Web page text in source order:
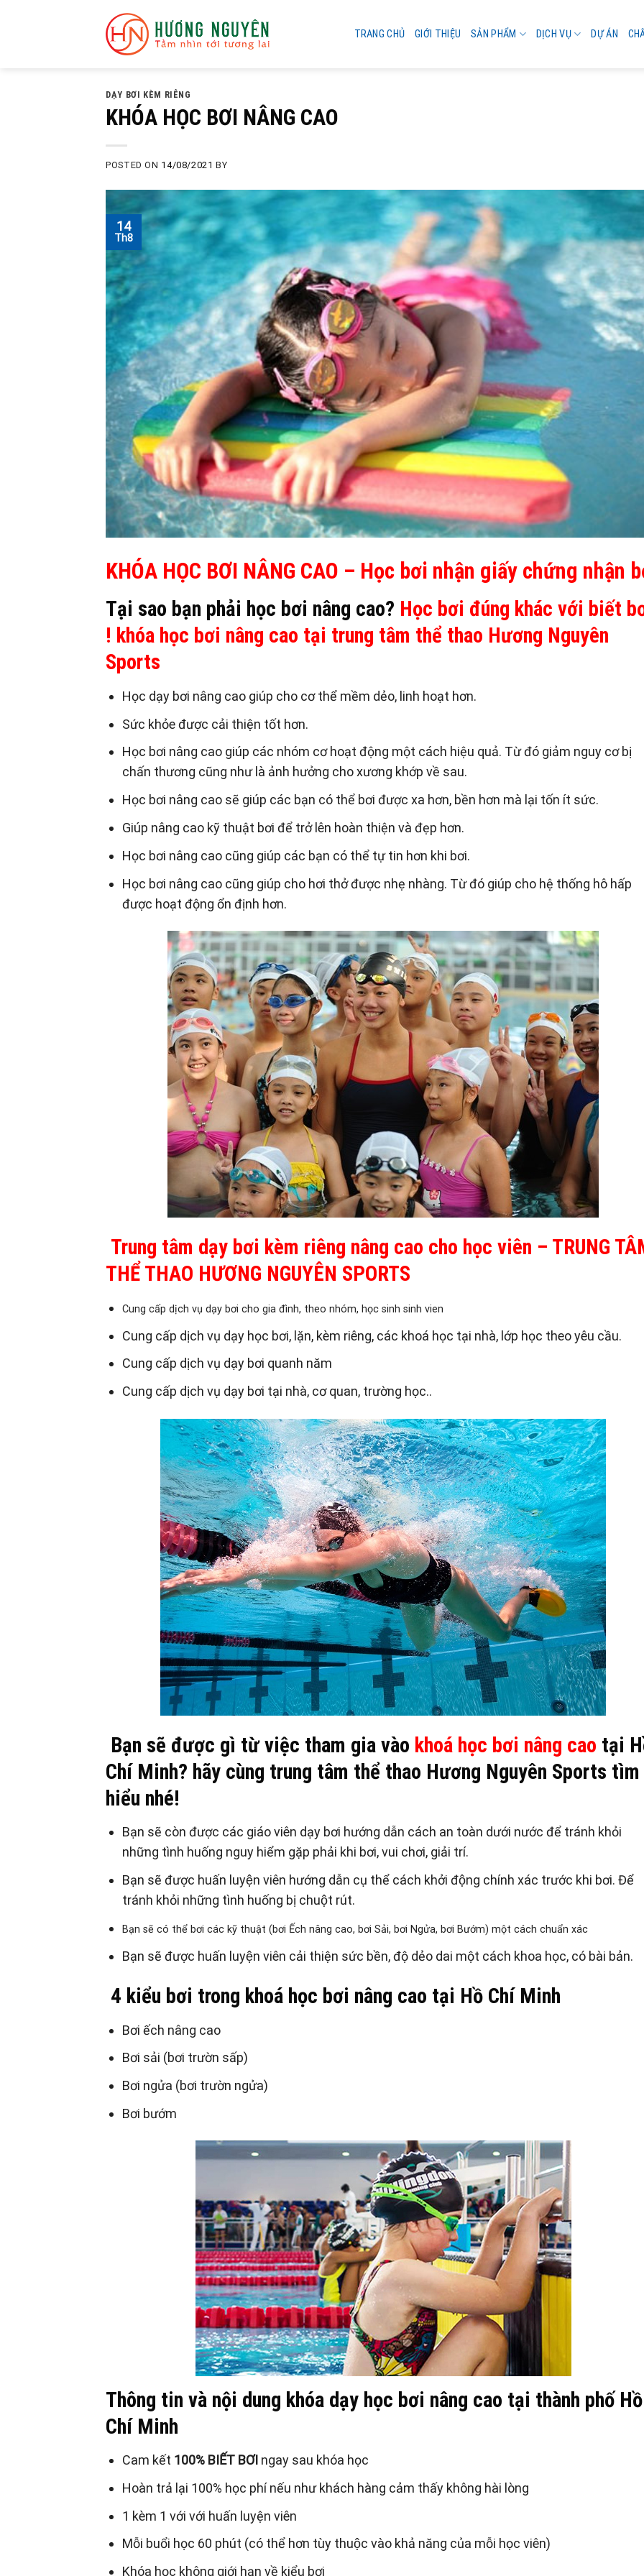
TRANG CHỦ GIỚI THIỆU SẢN PHẨM DỊCH VỤ DỰ ÁN
DẠY BƠI KÈM RIÊNG
KHÓA HỌC BƠI NÂNG CAO
POSTED ON 14/08/2021 BY
14
Th8
KHÓA HỌC BƠI NÂNG CAO – Học bơi nhận giấy chứng nhận
Tại sao bạn phải học bơi nâng cao? Học bơi đúng khác với biết
! khóa học bơi nâng cao tại trung tâm thể thao Hương Nguyên
Sports
Học dạy bơi nâng cao giúp cho cơ thể mềm dẻo, linh hoạt hơn.
Sức khỏe được cải thiện tốt hơn.
Học bơi nâng cao giúp các nhóm cơ hoạt động một cách hiệu quả. Từ đó giảm nguy cơ bị
chấn thương cũng như là ảnh hưởng cho xương khớp về sau.
Học bơi nâng cao sẽ giúp các bạn có thể bơi được xa hơn, bền hơn mà lại tốn ít sức.
Giúp nâng cao kỹ thuật bơi để trở lên hoàn thiện và đẹp hơn.
Học bơi nâng cao cũng giúp các bạn có thể tự tin hơn khi bơi.
Học bơi nâng cao cũng giúp cho hơi thở được nhẹ nhàng. Từ đó giúp cho hệ thống hô hấp
được hoạt động ổn định hơn.
Trung tâm dạy bơi kèm riêng nâng cao cho học viên – TRUNG
THỂ THAO HƯƠNG NGUYÊN SPORTS
Cung cấp dịch vụ dạy bơi cho gia đình, theo nhóm, học sinh sinh vien
Cung cấp dịch vụ dạy học bơi, lặn, kèm riêng, các khoá học tại nhà, lớp học theo yêu cầu.
Cung cấp dịch vụ dạy bơi quanh năm
Cung cấp dịch vụ dạy bơi tại nhà, cơ quan, trường học..
Bạn sẽ được gì từ việc tham gia vào khoá học bơi nâng cao tại
Chí Minh? hãy cùng trung tâm thể thao Hương Nguyên Sports tìm
hiểu nhé!
Bạn sẽ còn được các giáo viên dạy bơi hướng dẫn cách an toàn dưới nước để tránh khỏi
những tình huống nguy hiểm gặp phải khi bơi, vui chơi, giải trí.
Bạn sẽ được huấn luyện viên hướng dẫn cụ thể cách khởi động chính xác trước khi bơi. Để
tránh khỏi những tình huống bị chuột rút.
Bạn sẽ có thể bơi các kỹ thuật (bơi Ếch nâng cao, bơi Sải, bơi Ngửa, bơi Bướm) một cách chuẩn xác
Bạn sẽ được huấn luyện viên cải thiện sức bền, độ dẻo dai một cách khoa học, có bài bản.
4 kiểu bơi trong khoá học bơi nâng cao tại Hồ Chí Minh
Bơi ếch nâng cao
Bơi sải (bơi trườn sấp)
Bơi ngửa (bơi trườn ngửa)
Bơi bướm
Thông tin và nội dung khóa dạy học bơi nâng cao tại thành phố Hồ
Chí Minh
Cam kết 100% BIẾT BƠI ngay sau khóa học
Hoàn trả lại 100% học phí nếu như khách hàng cảm thấy không hài lòng
1 kèm 1 với với huấn luyện viên
Mỗi buổi học 60 phút (có thể hơn tùy thuộc vào khả năng của mỗi học viên)
Khóa học không giới hạn về kiểu bơi